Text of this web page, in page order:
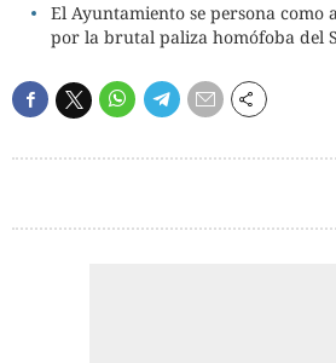
El Ayuntamiento se persona como
por la brutal paliza homófoba del